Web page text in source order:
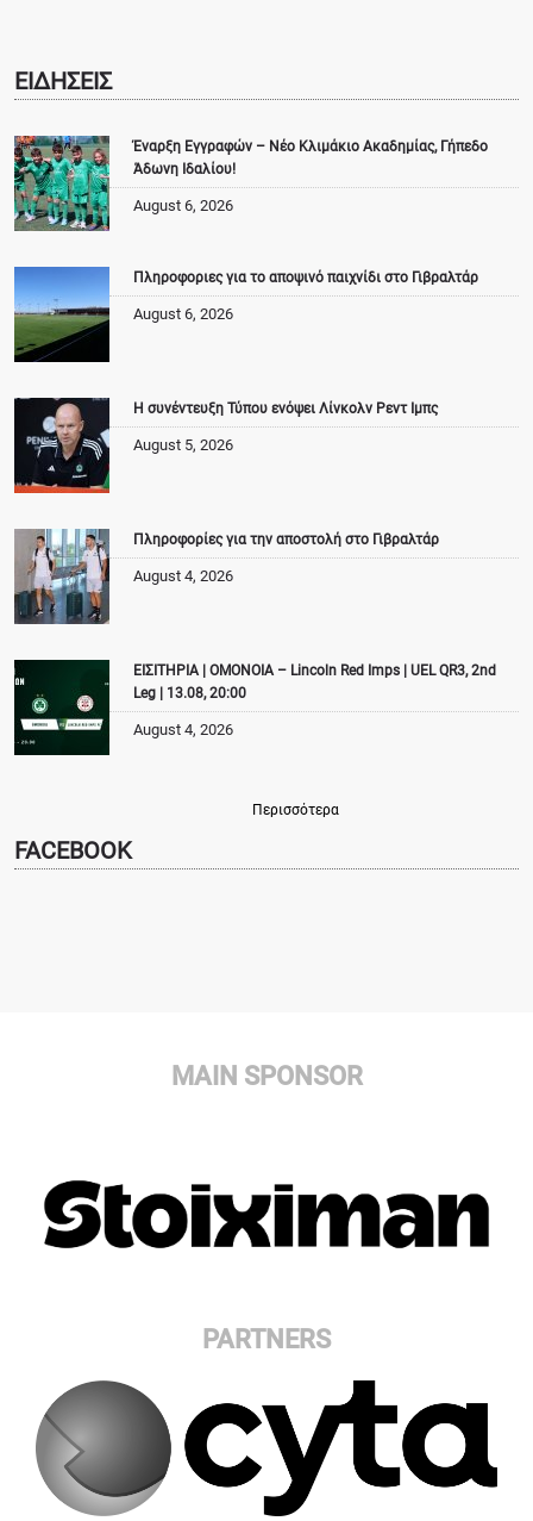
ΕΙΔΗΣΕΙΣ
Έναρξη Εγγραφών – Νέο Κλιμάκιο Ακαδημίας, Γήπεδο
Άδωνη Ιδαλίου!
August 6, 2026
Πληροφοριες για το αποψινό παιχνίδι στο Γιβραλτάρ
August 6, 2026
Η συνέντευξη Τύπου ενόψει Λίνκολν Ρεντ Ιμπς
August 5, 2026
Πληροφορίες για την αποστολή στο Γιβραλτάρ
August 4, 2026
ΕΙΣΙΤΗΡΙΑ | ΟΜΟΝΟΙΑ – Lincoln Red Imps | UEL QR3, 2nd
Leg | 13.08, 20:00
August 4, 2026
Περισσότερα
FACEBOOK
MAIN SPONSOR
PARTNERS